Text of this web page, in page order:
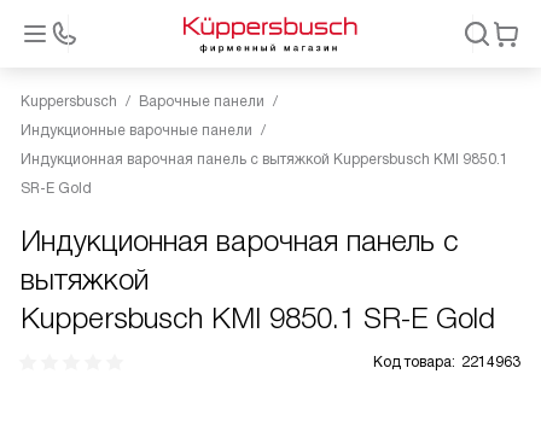
Kuppersbusch
Варочные панели
Индукционные варочные панели
Индукционная варочная панель с вытяжкой Kuppersbusch KMI 9850.1
SR-E Gold
Индукционная варочная панель с
вытяжкой
Kuppersbusch KMI 9850.1 SR-E Gold
Код товара: 2214963